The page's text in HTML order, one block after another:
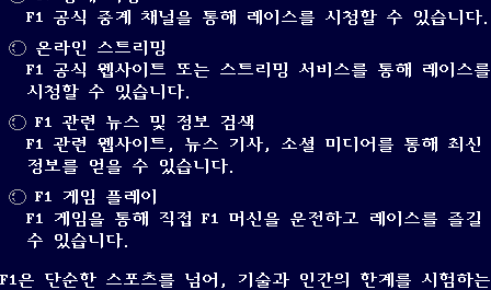
F1 공식 중계 채널을 통해 레이스를 시청할 수 있습니다.
온라인 스트리밍
F1 공식 웹사이트 또는 스트리밍 서비스를 통해 레이스를
시청할 수 있습니다.
F1 관련 뉴스 및 정보 검색
F1 관련 웹사이트, 뉴스 기사, 소셜 미디어를 통해 최신
정보를 얻을 수 있습니다.
F1 게임 플레이
F1 게임을 통해 직접 F1 머신을 운전하고 레이스를 즐길
수 있습니다.
F1은 단순한 스포츠를 넘어, 기술과 인간의 한계를 시험하는